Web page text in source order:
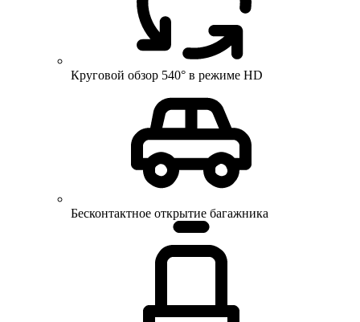
Круговой обзор 540° в режиме HD
Бесконтактное открытие багажника